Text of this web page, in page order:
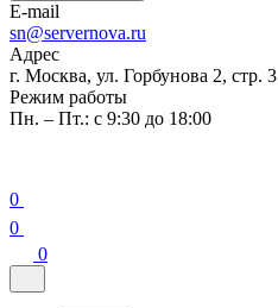
E-mail
sn@servernova.ru
Адрес
г. Москва, ул. Горбунова 2, стр. 3
Режим работы
Пн. – Пт.: с 9:30 до 18:00
0
0
0